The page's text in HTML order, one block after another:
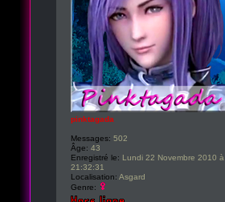
pinktagada
Messages: 502
Âge: 43
Enregistré le: Lundi 22 Novembre 2010 à
21:32:31
Localisation: Asgard
Genre: